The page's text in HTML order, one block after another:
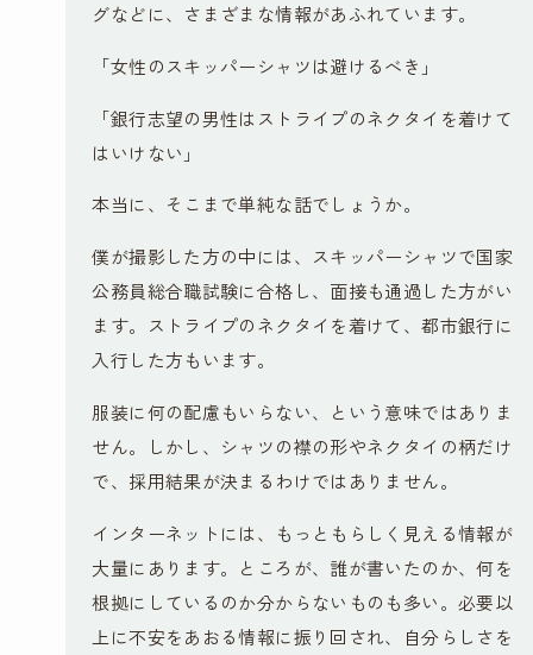
グなどに、さまざまな情報があふれています。
「女性のスキッパーシャツは避けるべき」
「銀行志望の男性はストライプのネクタイを着けて
はいけない」
本当に、そこまで単純な話でしょうか。
僕が撮影した方の中には、スキッパーシャツで国家
公務員総合職試験に合格し、面接も通過した方がい
ます。ストライプのネクタイを着けて、都市銀行に
入行した方もいます。
服装に何の配慮もいらない、という意味ではありま
せん。しかし、シャツの襟の形やネクタイの柄だけ
で、採用結果が決まるわけではありません。
インターネットには、もっともらしく見える情報が
大量にあります。ところが、誰が書いたのか、何を
根拠にしているのか分からないものも多い。必要以
上に不安をあおる情報に振り回され、自分らしさを